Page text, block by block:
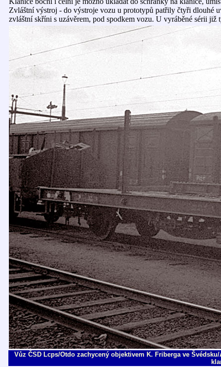
Zvláštní výstroj - do výstroje vozu u prototypů patřily čtyři dlouhé
zvláštní skříni s uzávěrem, pod spodkem vozu. U vyráběné sérii již
Vůz ČSD Lcps/Otdo zachycený objektivem K. Friberga ve